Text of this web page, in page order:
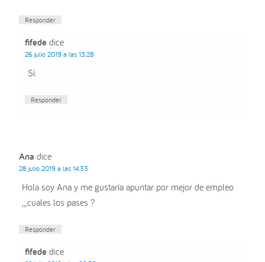
Responder
fifede dice
26 julio 2019 a las 13:28
Sí.
Responder
Ana dice
28 julio 2019 a las 14:33
Hola soy Ana y me gustaría apuntar por mejor de empleo
,,,cuales los pases ?
Responder
fifede dice